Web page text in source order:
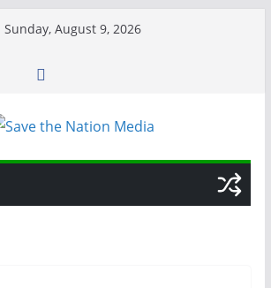
Sunday, August 9, 2026